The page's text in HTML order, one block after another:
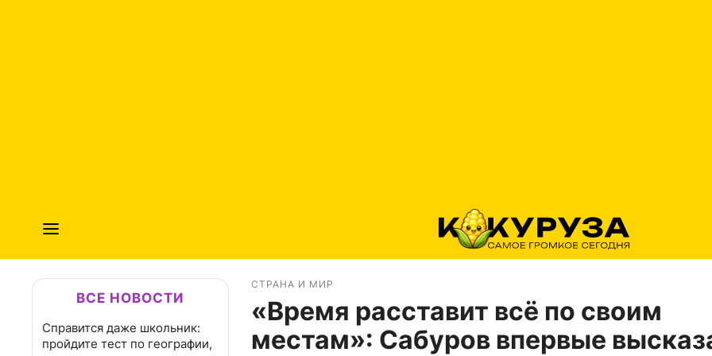
ВСЕ НОВОСТИ
Справится даже школьник:
пройдите тест по географии,
СТРАНА И МИР
«Время расставит всё по своим
местам»: Сабуров впервые